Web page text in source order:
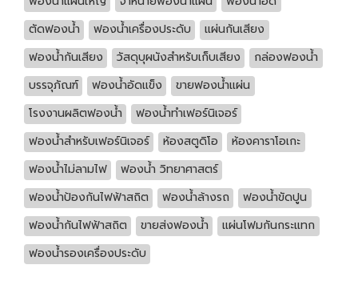
ตัดฟองน้ำ
ฟองน้ำเครื่องประดับ
แผ่นกันเสียง
ฟองน้ำกันเสียง
วัสดุบุผนังสำหรับเก็บเสียง
กล่องฟองน้ำ
บรรจุภัณฑ์
ฟองน้ำอัดแข็ง
ขายฟองน้ำแผ่น
โรงงานผลิตฟองน้ำ
ฟองน้ำทำเฟอร์นิเจอร์
ฟองน้ำสำหรับเฟอร์นิเจอร์
ห้องสตูดิโอ
ห้องคาราโอเกะ
ฟองน้ำไม่ลามไฟ
ฟองน้ำ วิทยาศาสตร์
ฟองน้ำป้องกันไฟฟ้าสถิต
ฟองน้ำล้างรถ
ฟองน้ำขัดปูน
ฟองน้ำกันไฟฟ้าสถิต
ขายส่งฟองน้ำ
แผ่นโฟมกันกระแทก
ฟองน้ำรองเครื่องประดับ